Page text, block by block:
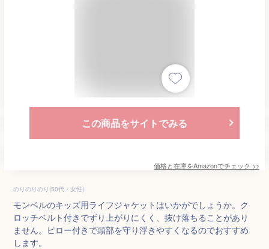
この商品をサイトでみる
価格と在庫をAmazonでチェック >>
のりのりのり(50代・女性)
モンベルのキッズ用ライフジャケットはいかがでしょうか。ク
ロッチベルト付きでずり上がりにくく、抜け落ちることがあり
ません。ピロー付きで頭部を守り浮きやすくなるのでおすすめ
します。